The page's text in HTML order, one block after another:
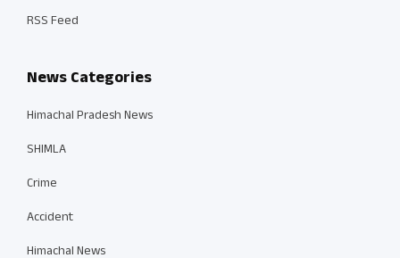
RSS Feed
News Categories
Himachal Pradesh News
SHIMLA
Crime
Accident
Himachal News